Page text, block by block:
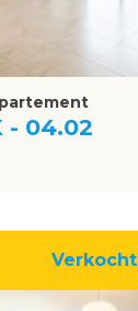
- 04.02
Verkocht